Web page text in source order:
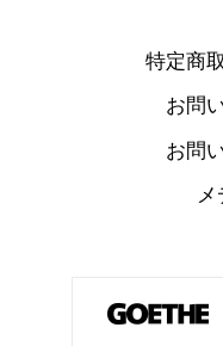
特定商
お問
お問
メ